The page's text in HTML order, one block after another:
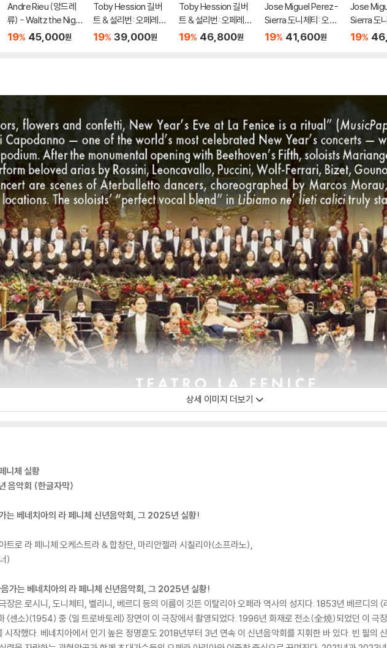
Andre Rieu (앙드레
류) - Waltz the Night
Away! [DVD]
19% 45,000원
Toby Hession 길버
트 & 설리번: 오페레타 `
배심재판` 외 (Gilbert
19% 39,000원
Toby Hession 길버
트 & 설리번: 오페레타 `
배심재판` 외 (Gilbert
19% 46,800원
Jose Miguel Perez-
Sierra 도니체티: 오페
라 `마리아 스투아르다`
19% 41,600원
Jose
Sierra 도
라 `마리아
19%
상세 이미지 더보기
니체 실황
음악회 (한글자막)
는 베네치아의 라 페니체 신년음악회, 그 2025년 실황!
트로 라 페니체 오케스트라 & 합창단, 마리안젤라 시칠리아(소프라노),
)
가는 베네치아의 라 페니체 신년음악회, 그 2025년 실황!
장은 로시니, 도니체티, 벨리니, 베르디 등의 이름이 깃든 이탈리아 오페라 역사의 성지다. 1853년 베르디의 〈
〈센소〉(1954) 중 〈일 트로바토레〉 장면이 이 극장에서 촬영되었다. 1996년 화재로 전소(全燒)되었던 이
시작했다. 베네치아에서 인기 높은 정명훈도 2018년부터 3년 연속 이 신년음악회를 지휘한 바 있다. 빈 필의